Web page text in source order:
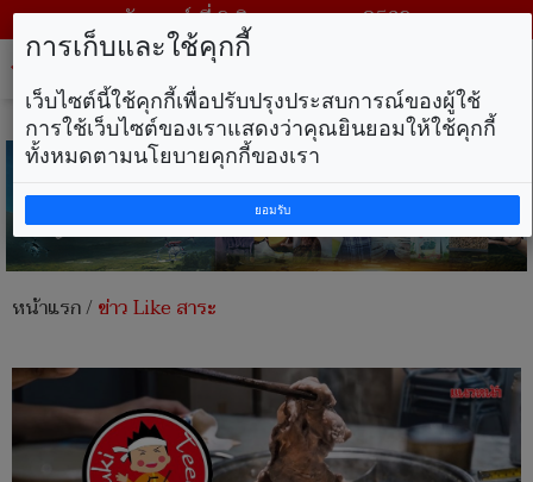
วันเสาร์ ที่ 8 สิงหาคม พ.ศ. 2569
หน้าแรก/ข่าว Like สาระ
การเก็บและใช้คุกกี้
เว็บไซต์นี้ใช้คุกกี้เพื่อปรับปรุงประสบการณ์ของผู้ใช้
การใช้เว็บไซต์ของเราแสดงว่าคุณยินยอมให้ใช้คุกกี้
ทั้งหมดตามนโยบายคุกกี้ของเรา
ยอมรับ